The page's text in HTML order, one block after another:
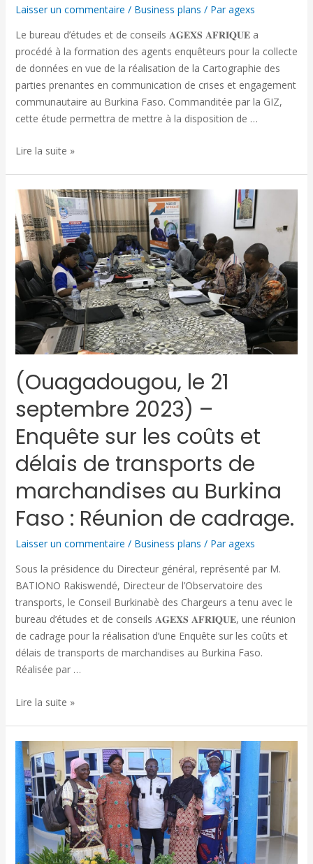
Laisser un commentaire / Business plans / Paragexs
Le bureau d’études et de conseils 𝐀𝐆𝐄𝐗𝐒 𝐀𝐅𝐑𝐈𝐐𝐔𝐄 a
procédé à la formation des agents enquêteurs pour la collecte
de données en vue de la réalisation de la Cartographie des
parties prenantes en communication de crises et engagement
communautaire au Burkina Faso. Commanditée par la GIZ,
cette étude permettra de mettre à la disposition de …
Lire la suite »
(Ouagadougou, le 21
septembre 2023) –
Enquête sur les coûts et
délais de transports de
marchandises au Burkina
Faso : Réunion de cadrage.
Laisser un commentaire / Business plans / Paragexs
Sous la présidence du Directeur général, représenté par M.
BATIONO Rakiswendé, Directeur de l’Observatoire des
transports, le Conseil Burkinabè des Chargeurs a tenu avec le
bureau d’études et de conseils 𝐀𝐆𝐄𝐗𝐒 𝐀𝐅𝐑𝐈𝐐𝐔𝐄, une réunion
de cadrage pour la réalisation d’une Enquête sur les coûts et
délais de transports de marchandises au Burkina Faso.
Réalisée par …
Lire la suite »